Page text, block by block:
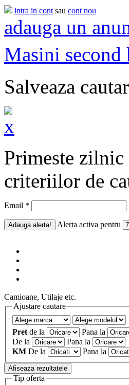
intra in cont sau cont nou
adauga un
Masini second
Salveaza
Primeste zilnic
criteriilor de
Email *
Alerta activa pentru
Camioane, Utilaje etc.
Ajustare cautare
Pret de la Pana la
De la
Pana la
KM De la Pana la
Tip oferta